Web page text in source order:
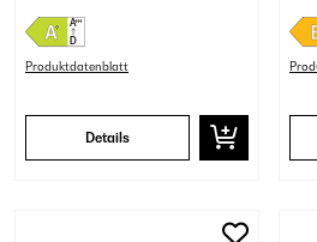
Produktdatenblatt
Details